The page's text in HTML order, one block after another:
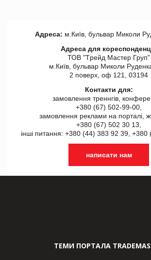
Адреса: м.Київ, бульвар Миколи
Адреса для
ТОВ "Tрейд Мастер Груп"
м.Київ, бульвар Миколи
2 поверх, оф 121, 03194
Контакти для:
замовлення треннгів,
+380 (67) 502-99-00,
замовлення реклами на порталі,
+380 (67) 502 30 13,
інші питання: +380 (44) 383 92 39, +380
написати нам
ТЕМИ ПОРТАЛА